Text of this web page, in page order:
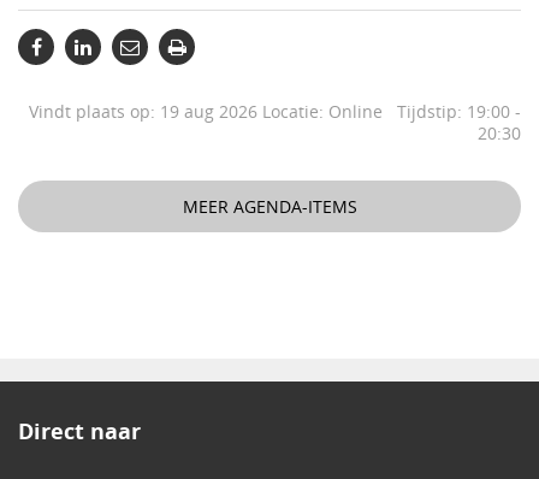
Vindt plaats op: 19 aug 2026 Locatie: Online Tijdstip: 19:00 -
20:30
MEER AGENDA-ITEMS
Direct naar